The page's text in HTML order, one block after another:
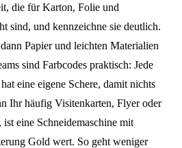
die für Karton, Folie und
sind, und kennzeichne sie deutlich.
Papier und leichten Materialien
sind Farbcodes praktisch: Jede
eine eigene Schere, damit nichts
Ihr häufig Visitenkarten, Flyer oder
eine Schneidemaschine mit
Gold wert. So geht weniger